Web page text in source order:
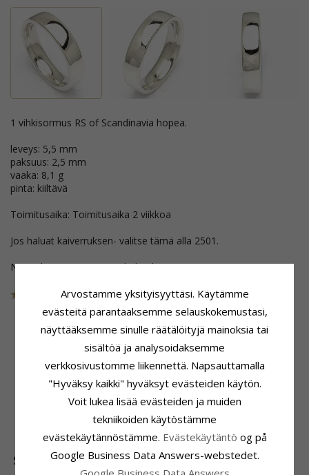
1 vihkisormus RS of Scandinavia hopea.
leveys: 5,5 mm
paksuus: 2,5 mm
vaaka: 8,1 g
pinta: kiiltävä
Toimitusaika: Toimitusaika 2 viikkoa
Jos haluat kaiverruksen- valitse tämä alla 2501.
Nämä korut on poistettu kokoelmasta
Tuotenro 108209409 POISTUU
Sormusmalli:
1 Vihkisormus RS Of Scandinavia
Hopea
Sormuspohja
Leveys:5,5 mm
Paksuus:2,5 mm
Vaaka: 8,1 G
Toimitusaika:
Toimitusaika 2 Viikkoa
SUOSITUIMMAT TUOTTEET LUOKASSA
Arvostamme yksityisyyttäsi. Käytämme
evästeitä parantaaksemme selauskokemustasi,
näyttääksemme sinulle räätälöityjä mainoksia tai
sisältöä ja analysoidaksemme
verkkosivustomme liikennettä. Napsauttamalla
"Hyväksy kaikki" hyväksyt evästeiden käytön.
Voit lukea lisää evästeiden ja muiden
tekniikoiden käytöstämme
evästekäytännöstämme. Evästekäytäntö og på
Google Business Data Answers-webstedet.